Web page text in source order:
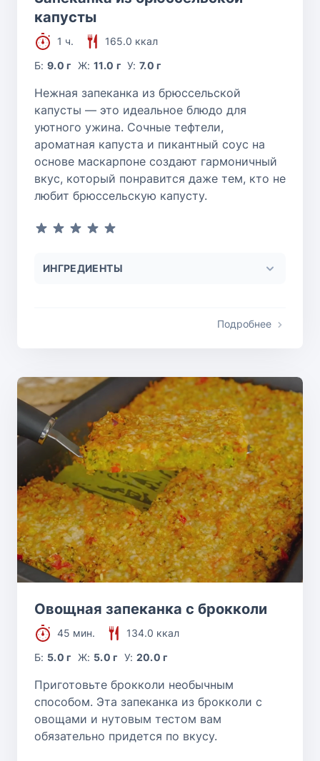
капусты
1 ч.
165.0 ккал
Б:9.0 г Ж: 11.0 г У:7.0 г
Нежная запеканка из брюссельской
капусты — это идеальное блюдо для
уютного ужина. Сочные тефтели,
ароматная капуста и пикантный соус на
основе маскарпоне создают гармоничный
вкус, который понравится даже тем, кто не
любит брюссельскую капусту.
ИНГРЕДИЕНТЫ
Подробнее
Овощная запеканка с брокколи
45 мин.
134.0 ккал
Б: 5.0 г Ж: 5.0 г У: 20.0 г
Приготовьте брокколи необычным
способом. Эта запеканка из брокколи с
овощами и нутовым тестом вам
обязательно придется по вкусу.